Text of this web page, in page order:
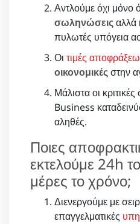
Αντλούμε όχι μόνο
σωληνώσειςαλλά
πυλωτές υπόγεια
Οι τιμές
οικονομικέςστην
Μάλιστα οι
Business
αληθές.
Ποιες
εκτελούμε 24h
μέρες το χρόνο;
Διενεργούμε με
επαγγελματικές